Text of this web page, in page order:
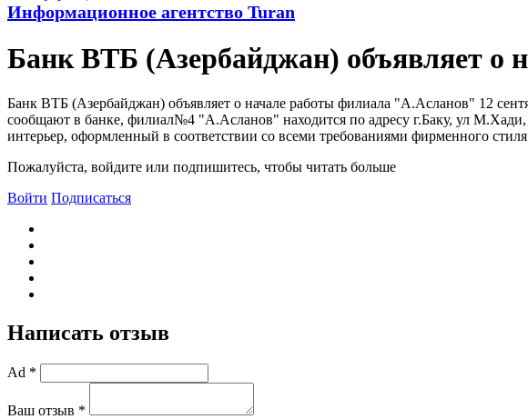
Информационное агентство Turan
Банк ВТБ (Азербайджан) объявляет
Банк ВТБ (Азербайджан) объявляет о начале работы филиала "А.Асланов" 12
сообщают в банке, филиал№4 "А.Асланов" находится по адресу г.Баку, ул
интерьер, оформленный в соответствии со всеми требованиями фирменного
Пожалуйста, войдите или подпишитесь, чтобы читать больше
Войти Подписаться
Написать отзыв
Ad *
Ваш отзыв *